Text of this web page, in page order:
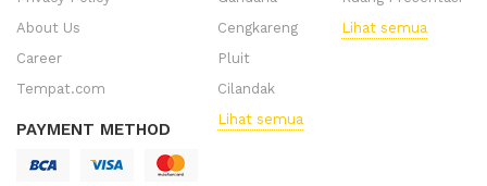
About Us
Career
Tempat.com
PAYMENT METHOD
Cengkareng
Pluit
Cilandak
Lihat semua
Lihat semua